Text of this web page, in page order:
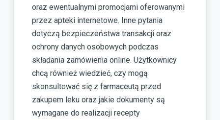
oraz ewentualnymi promocjami oferowanymi
przez apteki internetowe. Inne pytania
dotyczą bezpieczeństwa transakcji oraz
ochrony danych osobowych podczas
składania zamówienia online. Użytkownicy
chcą również wiedzieć, czy mogą
skonsultować się z farmaceutą przed
zakupem leku oraz jakie dokumenty są
wymagane do realizacji recepty